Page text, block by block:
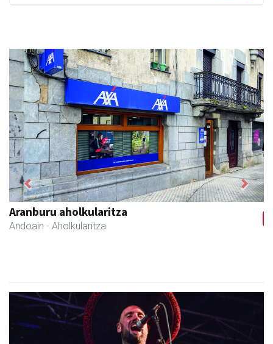
GF akademia
Andoain - Akademiak
Previous Next